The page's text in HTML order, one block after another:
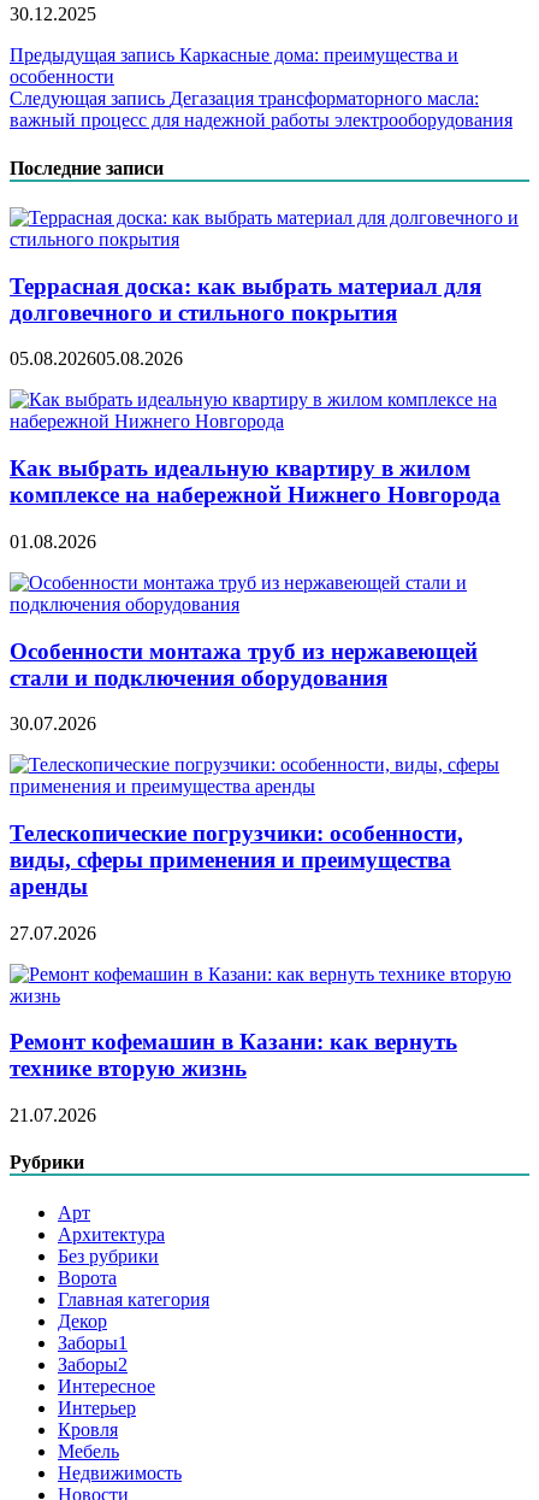
30.12.2025
Навигация
по
записям
Предыдущая запись Каркасные дома: преимущества и
особенности
Следующая запись Дегазация трансформаторного масла:
важный процесс для надежной работы электрооборудования
Последние записи
Террасная доска: как выбрать материал для
долговечного и стильного покрытия
05.08.202605.08.2026
Как выбрать идеальную квартиру в жилом
комплексе на набережной Нижнего Новгорода
01.08.2026
Особенности монтажа труб из нержавеющей
стали и подключения оборудования
30.07.2026
Телескопические погрузчики: особенности,
виды, сферы применения и преимущества
аренды
27.07.2026
Ремонт кофемашин в Казани: как вернуть
технике вторую жизнь
21.07.2026
Рубрики
Арт
Архитектура
Без рубрики
Ворота
Главная категория
Декор
Заборы1
Заборы2
Интересное
Интерьер
Кровля
Мебель
Недвижимость
Новости